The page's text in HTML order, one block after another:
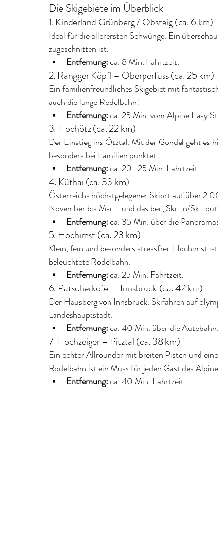
Die Skigebiete im Überblick
1. Kinderland Grünberg / Obsteig (ca. 6 km)
Ideal für die allerersten Schwünge. Ein
zugeschnitten ist.
Entfernung: ca. 8 Min. Fahrtzeit.
2. Rangger Köpfl – Oberperfuss (ca. 25 km)
Ein familienfreundliches Skigebiet mit
auch die lange Rodelbahn!
Entfernung: ca. 25 Min. vom Alpine Easy
3. Hochötz (ca. 22 km)
Der Einstieg ins Ötztal. Mit der Gondel geht es
besonders bei Familien punktet.
Entfernung: ca. 20–25 Min. Fahrtzeit.
4. Küthai (ca. 33 km)
Österreichs höchstgelegener Skiort auf über
November bis Mai – und das bei „Ski-in/Ski-
Entfernung: ca. 35 Min. über die
5. Hochimst (ca. 23 km)
Klein, fein und besonders stressfrei. Hochimst
beleuchtete Rodelbahn.
Entfernung: ca. 25 Min. Fahrtzeit.
6. Patscherkofel – Innsbruck (ca. 42 km)
Der Hausberg von Innsbruck. Skifahren auf
Landeshauptstadt.
Entfernung: ca. 40 Min. über die Autobahn.
7. Hochzeiger – Pitztal (ca. 38 km)
Ein echter Allrounder mit breiten Pisten und
Rodelbahn ist ein Muss für jeden Gast des
Entfernung: ca. 40 Min. Fahrtzeit.